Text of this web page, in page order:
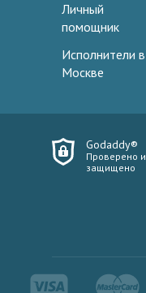
Личный
помощник
Исполнители в
Москве
Godaddy®
Проверено и
защищено